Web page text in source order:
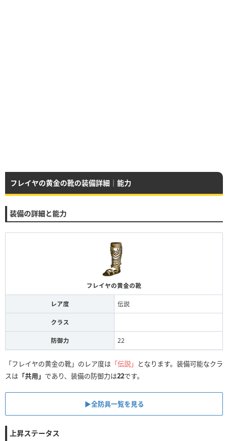
フレイヤの黄金の靴の装備詳細｜能力
装備の詳細と能力
フレイヤの黄金の靴
レア度 伝説
クラス
防御力 22
「フレイヤの黄金の靴」のレア度は 「伝説」 となります。装備可能なクラ
スは 「共用」 であり、装備の防御力は22です。
▶全防具一覧を見る
上昇ステータス